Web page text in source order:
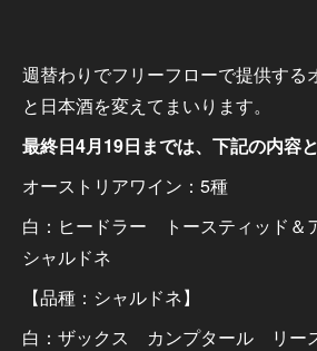
週替わりでフリーフローで提供する
と日本酒を変えてまいります。
最終日4月19日までは、下記の内容と
オーストリアワイン：5種
白：ヒードラー トースティッド＆
シャルドネ
【品種：シャルドネ】
白：ザックス カンプタール リー